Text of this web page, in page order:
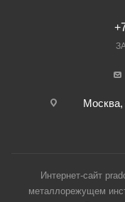
Москва,
Интернет-сайт
металлорежущем